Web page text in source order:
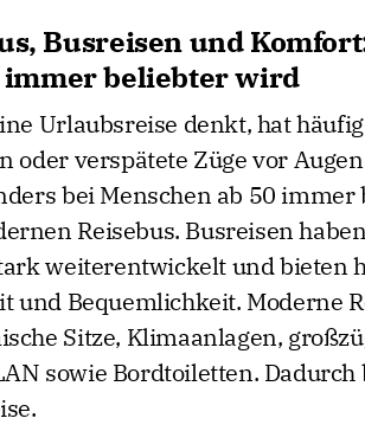
Busreisen und
immer beliebter wird
Urlaubsreise denkt, hat
oder verspätete Züge vor
bei Menschen ab 50
Reisebus. Busreisen
weiterentwickelt und bieten
und Bequemlichkeit. Moderne
Sitze, Klimaanlagen,
sowie Bordtoiletten.